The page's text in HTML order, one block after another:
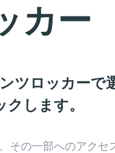
カー
ツロッカーで
します。
その一部へのアクセ